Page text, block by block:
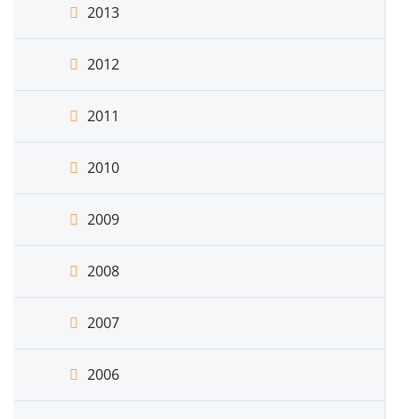
2013
2012
2011
2010
2009
2008
2007
2006